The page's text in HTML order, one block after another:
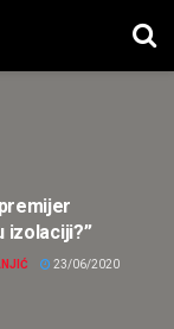
izolaciji?”
23/06/2020